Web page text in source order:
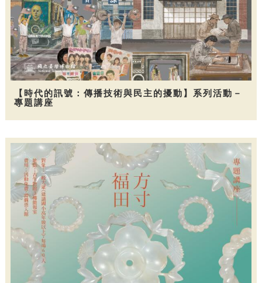
【時代的訊號：傳播技術與民主的擾動】系列活動－
專題講座